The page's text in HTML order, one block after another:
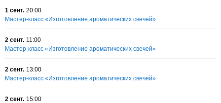
1 сент. 20:00
Мастер-класс «Изготовление ароматических свечей»
2 сент. 11:00
Мастер-класс «Изготовление ароматических свечей»
2 сент. 13:00
Мастер-класс «Изготовление ароматических свечей»
2 сент. 15:00